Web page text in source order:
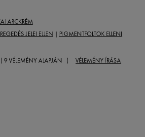
ARCKRÉM
JELEI ELLEN | PIGMENTFOLTOK ELLENI
( 9 VÉLEMÉNY ALAPJÁN ) VÉLEMÉNY ÍRÁSA